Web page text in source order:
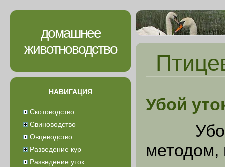
домашнее
животноводство
НАВИГАЦИЯ
Скотоводство
Свиноводство
Овцеводство
Разведение кур
Разведение уток
Убой
Убой
методом,